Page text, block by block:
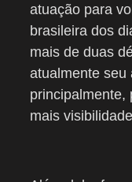
atuação para
brasileira dos
mais de duas
atualmente seu
principalmente,
mais